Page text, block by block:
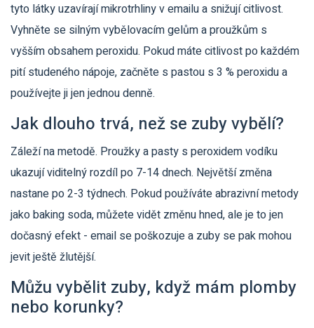
tyto látky uzavírají mikrotrhliny v emailu a snižují citlivost.
Vyhněte se silným vybělovacím gelům a proužkům s
vyšším obsahem peroxidu. Pokud máte citlivost po každém
pití studeného nápoje, začněte s pastou s 3 % peroxidu a
používejte ji jen jednou denně.
Jak dlouho trvá, než se zuby vybělí?
Záleží na metodě. Proužky a pasty s peroxidem vodíku
ukazují viditelný rozdíl po 7-14 dnech. Největší změna
nastane po 2-3 týdnech. Pokud používáte abrazivní metody
jako baking soda, můžete vidět změnu hned, ale je to jen
dočasný efekt - email se poškozuje a zuby se pak mohou
jevit ještě žlutější.
Můžu vybělit zuby, když mám plomby
nebo korunky?